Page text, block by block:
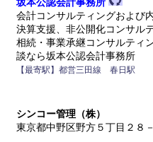
会計コンサルティングおよび
決算支援、非公開化コンサル
相続・事業承継コンサルティ
談なら坂本公認会計事務所
【最寄駅】都営三田線 春日駅
シンコー管理（株）
東京都中野区野方５丁目２８